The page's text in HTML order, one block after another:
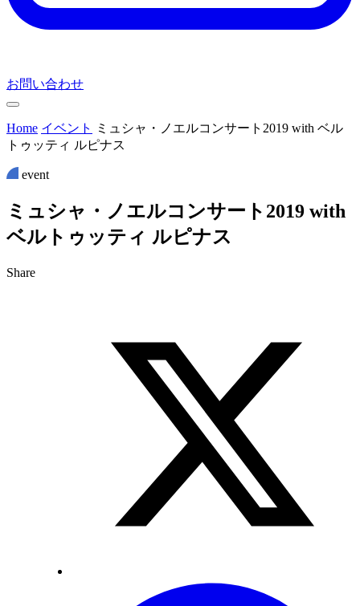
お問い合わせ
Home イベント
ミュシャ・ノエルコンサート2019 with ベル
トゥッティ ルピナス
event
ミ ュシャ ・ ノエルコ ンサー ト 2019 with
ベル ト ゥ ッティ ルピナス
Share